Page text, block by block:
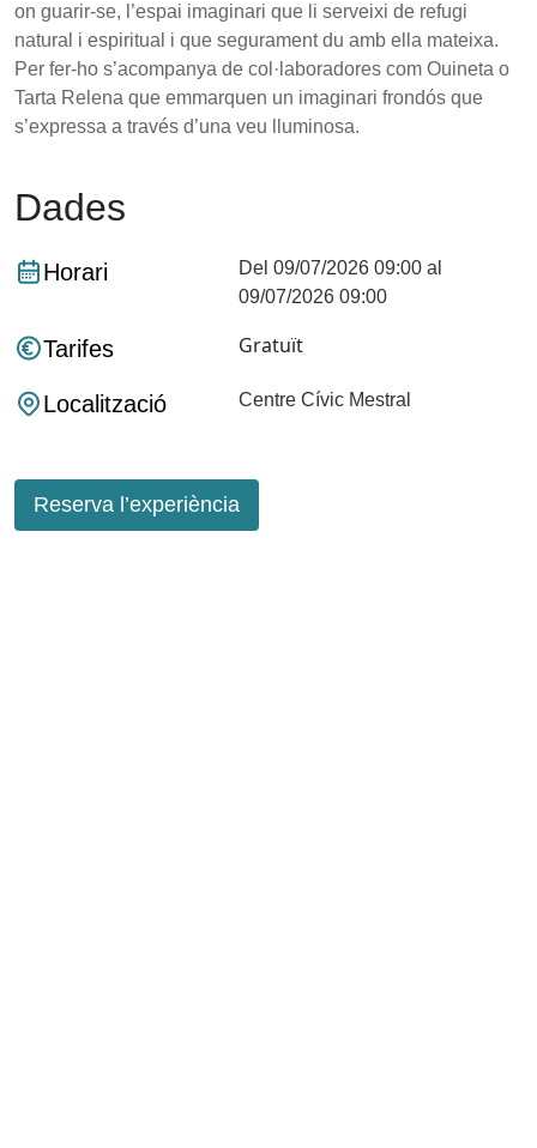
on guarir-se, l’espai imaginari que li serveixi de refugi
natural i espiritual i que segurament du amb ella mateixa.
Per fer-ho s’acompanya de col·laboradores com Ouineta o
Tarta Relena que emmarquen un imaginari frondós que
s’expressa a través d’una veu lluminosa.
Dades
Horari
Del 09/07/2026 09:00 al
09/07/2026 09:00
Tarifes Gratuït
Localització Centre Cívic Mestral
Reserva l’experiència